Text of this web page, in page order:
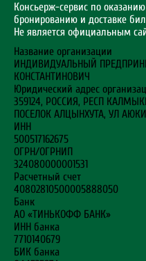
Консьерж-сервис по
бронированию и доставке
Не является официальным
Название организации
ИНДИВИДУАЛЬНЫЙ
КОНСТАНТИНОВИЧ
Юридический адрес
359124, РОССИЯ, РЕСП
ПОСЕЛОК АЛЦЫНХУТА, УЛ
ИНН
500517162675
ОГРН/ОГРНИП
324080000001531
Расчетный счет
40802810500005888050
Банк
АО «ТИНЬКОФФ БАНК»
ИНН банка
7710140679
БИК банка